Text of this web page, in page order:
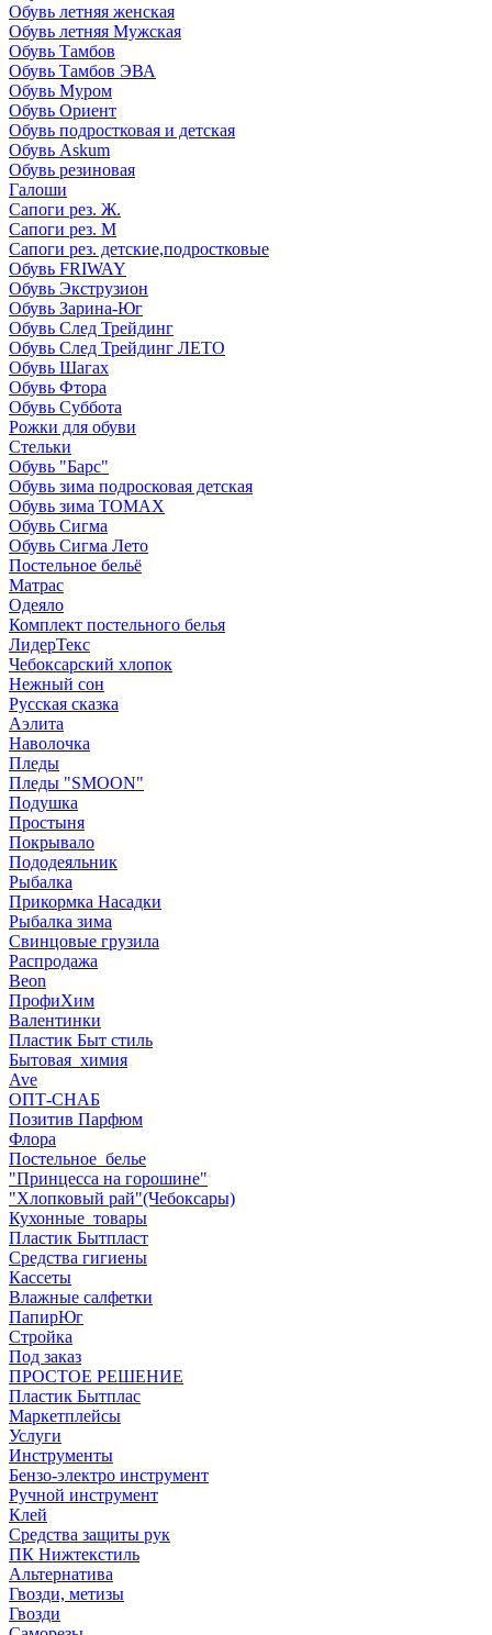
Обувь летняя женская
Обувь летняя Мужская
Обувь Тамбов
Обувь Тамбов ЭВА
Обувь Муром
Обувь Ориент
Обувь подростковая и детская
Обувь Askum
Обувь резиновая
Галоши
Сапоги рез. Ж.
Сапоги рез. М
Сапоги рез. детские,подростковые
Обувь FRIWAY
Обувь Экструзион
Обувь Зарина-Юг
Обувь След Трейдинг
Обувь След Трейдинг ЛЕТО
Обувь Шагах
Обувь Фтора
Обувь Суббота
Рожки для обуви
Стельки
Обувь "Барс"
Обувь зима подросковая детская
Обувь зима ТОМАХ
Обувь Сигма
Обувь Сигма Лето
Постельное бельё
Матрас
Одеяло
Комплект постельного белья
ЛидерТекс
Чебоксарский хлопок
Нежный сон
Русская сказка
Аэлита
Наволочка
Пледы
Пледы "SMOON"
Подушка
Простыня
Покрывало
Пододеяльник
Рыбалка
Прикормка Насадки
Рыбалка зима
Свинцовые грузила
Распродажа
Beon
ПрофиХим
Валентинки
Пластик Быт стиль
Бытовая_химия
Ave
ОПТ-СНАБ
Позитив Парфюм
Флора
Постельное_белье
"Принцесса на горошине"
"Хлопковый рай"(Чебоксары)
Кухонные_товары
Пластик Бытпласт
Средства гигиены
Кассеты
Влажные салфетки
ПапирЮг
Стройка
Под заказ
ПРОСТОЕ РЕШЕНИЕ
Пластик Бытплас
Маркетплейсы
Услуги
Инструменты
Бензо-электро инструмент
Ручной инструмент
Клей
Средства защиты рук
ПК Нижтекстиль
Альтернатива
Гвозди, метизы
Гвозди